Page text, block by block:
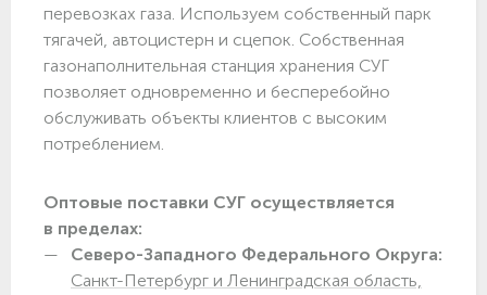
перевозках газа. Используем собственный парк
тягачей, автоцистерн и сцепок. Собственная
газонаполнительная станция хранения СУГ
позволяет одновременно и бесперебойно
обслуживать объекты клиентов с высоким
потреблением.
Оптовые поставки СУГ осуществляется
в пределах:
Северо-Западного Федерального Округа:
Санкт-Петербург и Ленинградская область,